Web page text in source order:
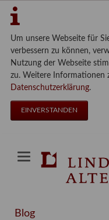
Um unsere Webseite für
verbessern zu können,
Nutzung der Webseite
zu. Weitere Informationen
Datenschutzerklärung.
EINVERSTANDEN
Blog